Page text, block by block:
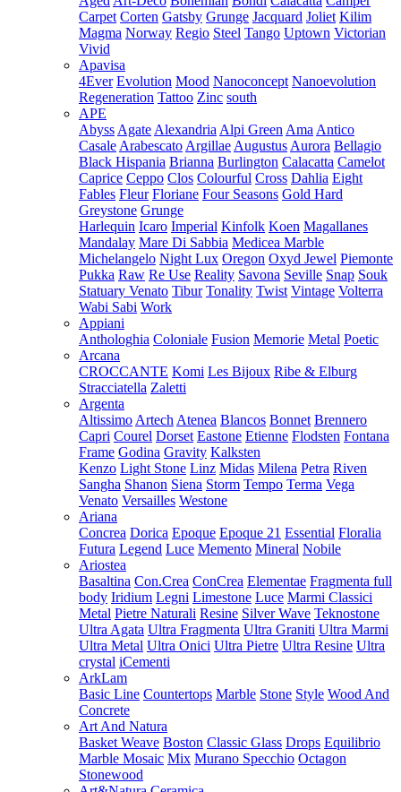
Carpet Corten Gatsby Grunge Jacquard Joliet Kilim
Magma Norway Regio Steel Tango Uptown Victorian
Vivid
Apavisa
4Ever Evolution Mood Nanoconcept Nanoevolution
Regeneration Tattoo Zinc south
APE
Abyss Agate Alexandria Alpi Green Ama Antico
Casale Arabescato Argillae Augustus Aurora Bellagio
Black Hispania Brianna Burlington Calacatta Camelot
Caprice Ceppo Clos Colourful Cross Dahlia Eight
Fables Fleur Floriane Four Seasons Gold Hard
Greystone Grunge
Harlequin Icaro Imperial Kinfolk Koen Magallanes
Mandalay Mare Di Sabbia Medicea Marble
Michelangelo Night Lux Oregon Oxyd Jewel Piemonte
Pukka Raw Re Use Reality Savona Seville Snap Souk
Statuary Venato Tibur Tonality Twist Vintage Volterra
Wabi Sabi Work
Appiani
Anthologhia Coloniale Fusion Memorie Metal Poetic
Arcana
CROCCANTE Komi Les Bijoux Ribe & Elburg
Stracciatella Zaletti
Argenta
Altissimo Artech Atenea Blancos Bonnet Brennero
Capri Courel Dorset Eastone Etienne Flodsten Fontana
Frame Godina Gravity Kalksten
Kenzo Light Stone Linz Midas Milena Petra Riven
Sangha Shanon Siena Storm Tempo Terma Vega
Venato Versailles Westone
Ariana
Concrea Dorica Epoque Epoque 21 Essential Floralia
Futura Legend Luce Memento Mineral Nobile
Ariostea
Basaltina Con.Crea ConCrea Elementae Fragmenta full
body Iridium Legni Limestone Luce Marmi Classici
Metal Pietre Naturali Resine Silver Wave Teknostone
Ultra Agata Ultra Fragmenta Ultra Graniti Ultra Marmi
Ultra Metal Ultra Onici Ultra Pietre Ultra Resine Ultra
crystal iCementi
ArkLam
Basic Line Countertops Marble Stone Style Wood And
Concrete
Art And Natura
Basket Weave Boston Classic Glass Drops Equilibrio
Marble Mosaic Mix Murano Specchio Octagon
Stonewood